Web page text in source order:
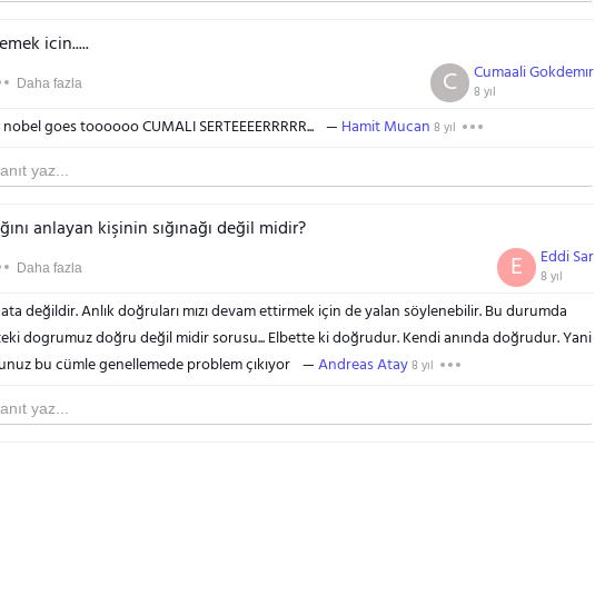
icin.....
Daha fazla Cumaali Gokdemır
8 yıl
C
goes toooooo CUMALI SERTEEEERRRRR... Hamit Mucan 8 yıl
anlayan kişinin sığınağı değil midir?
Daha fazla Eddi Sar
8 yıl
E
değildir. Anlık doğruları mızı devam ettirmek için de yalan söylenebilir. Bu durumda
dogrumuz doğru değil midir sorusu... Elbette ki doğrudur. Kendi anında doğrudur. Yani
bu cümle genellemede problem çıkıyor
Andreas Atay8 yıl